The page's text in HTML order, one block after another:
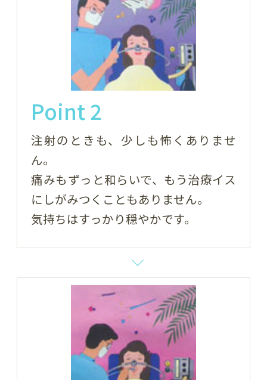
Point 2
注射のときも、少しも怖くありませ
ん。
痛みもずっと和らいで、もう治療イス
にしがみつくこともありません。
気持ちはすっかり穏やかです。